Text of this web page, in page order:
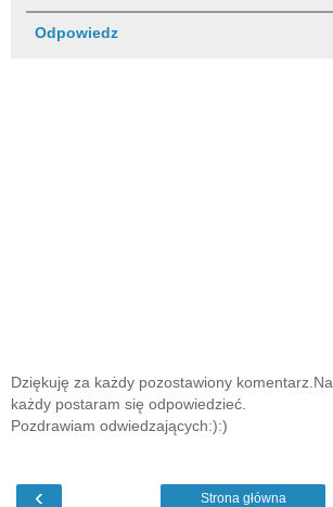
Odpowiedz
Dziękuję za każdy pozostawiony komentarz.Na
każdy postaram się odpowiedzieć.
Pozdrawiam odwiedzających:):)
‹ Strona główna